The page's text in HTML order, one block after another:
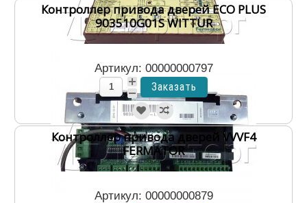
Контроллер привода дверей ECO PLUS
903510G01S WITTUR
Артикул: 00000000797
Контроллер привода дверей VVVF4
FERMATOR
Артикул: 00000000879